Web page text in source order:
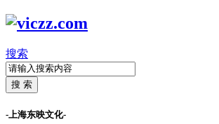
搜索
搜 索
-上海东映文化-